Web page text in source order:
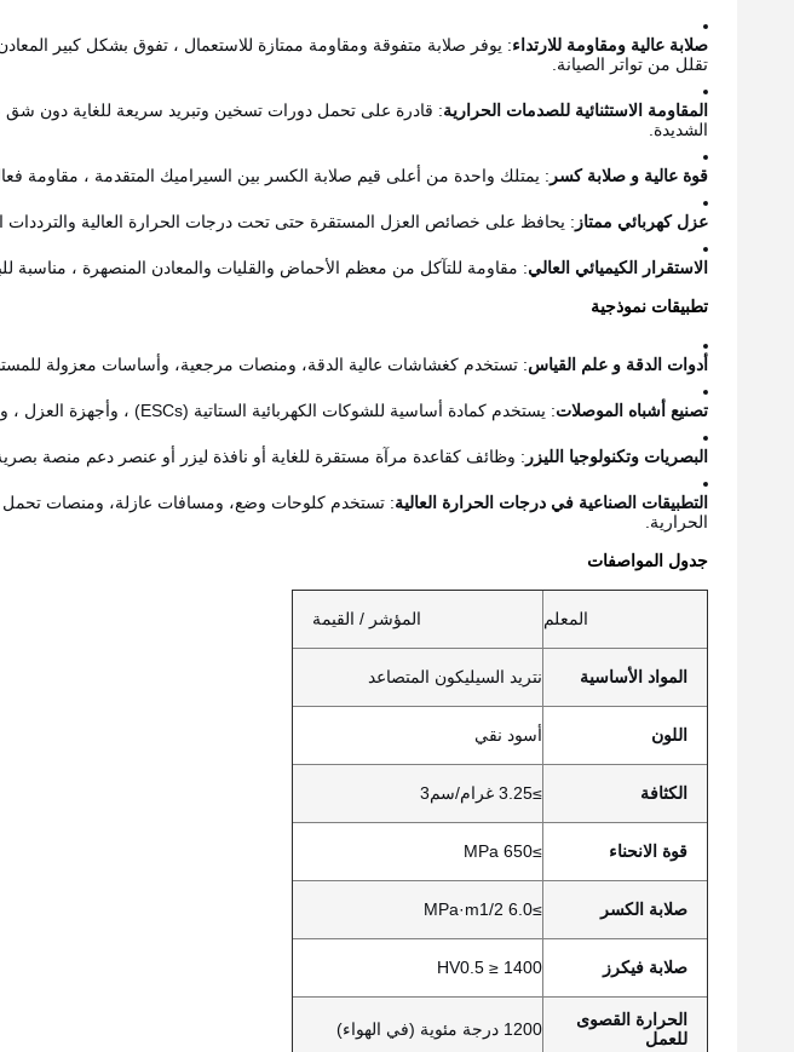
صلابة عالية ومقاومة للارتداء: يوفر صلابة متفوقة ومقاومة ممتازة للاستعمال ، تفوق بشكل كبير
تقلل من تواتر الصيانة.
المقاومة الاستثنائية للصدمات الحرارية: قادرة على تحمل دورات تسخين وتبريد سريعة للغاية دون شق ،
الشديدة.
قوة عالية و صلابة كسر : يمتلك واحدة من أعلى قيم صلابة الكسر بين السيراميك المتقدمة ، مقاومة
عزل كهربائي ممتاز : يحافظ على خصائص العزل المستقرة حتى تحت درجات الحرارة العالية والترددات
الاستقرار الكيميائي العالي: مقاومة للتآكل من معظم الأحماض والقليات والمعادن المنصهرة ، مناسبة
تطبيقات نموذجية
أدوات الدقة و علم القياس: تستخدم كغشاشات عالية الدقة، ومنصات مرجعية، وأساسات معزولة
تصنيع أشباه الموصلات: يستخدم كمادة أساسية للشوكات الكهربائية الستاتية (ESCs) ، وأجهزة العزل ، والصفائح الناقلة في عمليات أشباه الموصلات.
البصريات وتكنولوجيا الليزر : وظائف كقاعدة مرآة مستقرة للغاية أو نافذة ليزر أو عنصر دعم منصة
التطبيقات الصناعية في درجات الحرارة العالية: تستخدم كلوحات وضع، ومسافات عازلة، ومنصات تحمل
الحرارية.
جدول المواصفات
المعلم المؤشر / القيمة
المواد الأساسية نتريد السيليكون المتصاعد
اللون أسود نقي
الكثافة ≥3.25 غرام/سم3
قوة الانحناء ≥650 MPa
صلابة الكسر ≥6.0 MPa·m1/2
صلابة فيكرز HV0.5 ≥ 1400
الحرارة القصوى
للعمل
1200 درجة مئوية (في الهواء)